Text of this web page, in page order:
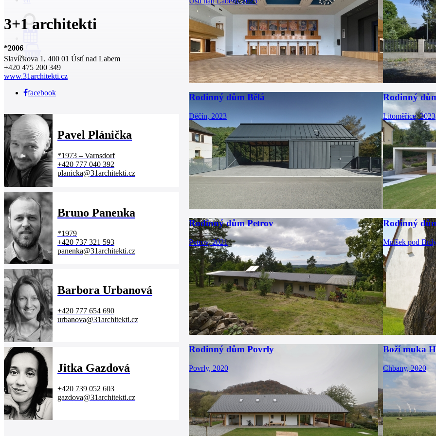
3+1 architekti
*2006
Slavíčkova 1, 400 01 Ústí nad Labem
+420 475 200 349
www.31architekti.cz
facebook
Pavel Plánička
*1973 – Varnsdorf
+420 777 040 392
planicka@31architekti.cz
Bruno Panenka
*1979
+420 737 321 593
panenka@31architekti.cz
Barbora Urbanová
+420 777 654 690
urbanova@31architekti.cz
Jitka Gazdová
+420 739 052 603
gazdova@31architekti.cz
Rodinný dům Bělá
Děčín, 2023
Rodinný
Litoměřice, 2023
Rodinný dům Petrov
Petrov, 2021
Rodinný
Mníšek pod
Rodinný dům Povrly
Povrly, 2020
Boží muka
Chbany, 2020